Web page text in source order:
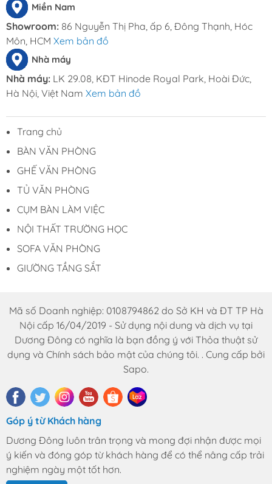
Miền Nam
Showroom: 86 Nguyễn Thị Pha, ấp 6, Đông Thạnh, Hóc
Môn, HCM Xem bản đồ
Nhà máy
Nhà máy: LK 29.08, KĐT Hinode Royal Park, Hoài Đức,
Hà Nội, Việt Nam Xem bản đồ
Trang chủ
BÀN VĂN PHÒNG
GHẾ VĂN PHÒNG
TỦ VĂN PHÒNG
CỤM BÀN LÀM VIỆC
NỘI THẤT TRƯỜNG HỌC
SOFA VĂN PHÒNG
GIƯỜNG TẦNG SẮT
Mã số Doanh nghiệp: 0108794862 do Sở KH và ĐT TP Hà
Nội cấp 16/04/2019 - Sử dụng nội dung và dịch vụ tại
Dương Đông có nghĩa là bạn đồng ý với Thỏa thuật sử
dụng và Chính sách bảo mật của chúng tôi. . Cung cấp bởi
Sapo.
Góp ý từ Khách hàng
Dương Đông luôn trân trọng và mong đợi nhận được mọi
ý kiến và đóng góp từ khách hàng để có thể nâng cấp trải
nghiệm ngày một tốt hơn.